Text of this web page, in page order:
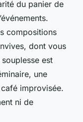
du panier de
compositions
dont vous
est
une
improvisée.
ni de